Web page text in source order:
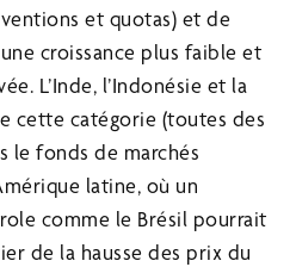
et quotas) et de
croissance plus faible et
L’Inde, l’Indonésie et la
cette catégorie (toutes des
le fonds de marchés
latine, où un
comme le Brésil pourrait
de la hausse des prix du